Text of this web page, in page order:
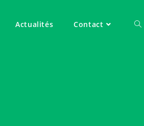
Actualités Contact